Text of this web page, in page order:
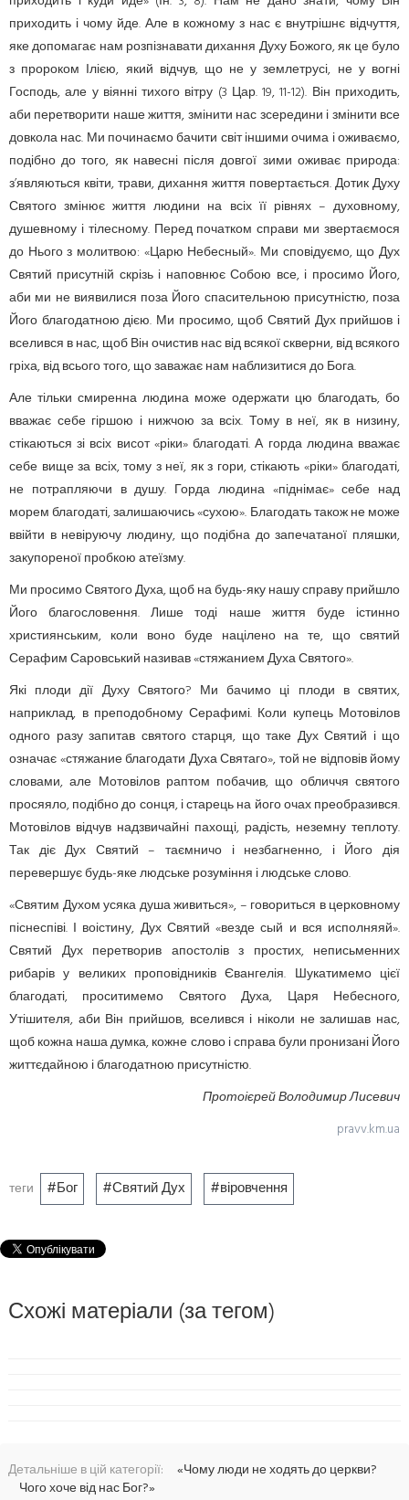
приходить і чому йде. Але в кожному з нас є внутрішнє відчуття,
яке допомагає нам розпізнавати дихання Духу Божого, як це було
з пророком Ілією, який відчув, що не у землетрусі, не у вогні
Господь, але у віянні тихого вітру (3 Цар. 19, 11-12). Він приходить,
аби перетворити наше життя, змінити нас зсередини і змінити все
довкола нас. Ми починаємо бачити світ іншими очима і оживаємо,
подібно до того, як навесні після довгої зими оживає природа:
з’являються квіти, трави, дихання життя повертається. Дотик Духу
Святого змінює життя людини на всіх її рівнях – духовному,
душевному і тілесному. Перед початком справи ми звертаємося
до Нього з молитвою: «Царю Небесный». Ми сповідуємо, що Дух
Святий присутній скрізь і наповнює Собою все, і просимо Його,
аби ми не виявилися поза Його спасительною присутністю, поза
Його благодатною дією. Ми просимо, щоб Святий Дух прийшов і
вселився в нас, щоб Він очистив нас від всякої скверни, від всякого
гріха, від всього того, що заважає нам наблизитися до Бога.
Але тільки смиренна людина може одержати цю благодать, бо
вважає себе гіршою і нижчою за всіх. Тому в неї, як в низину,
стікаються зі всіх висот «ріки» благодаті. А горда людина вважає
себе вище за всіх, тому з неї, як з гори, стікають «ріки» благодаті,
не потрапляючи в душу. Горда людина «піднімає» себе над
морем благодаті, залишаючись «сухою». Благодать також не може
ввійти в невіруючу людину, що подібна до запечатаної пляшки,
закупореної пробкою атеїзму.
Ми просимо Святого Духа, щоб на будь-яку нашу справу прийшло
Його благословення. Лише тоді наше життя буде істинно
християнським, коли воно буде націлено на те, що святий
Серафим Саровський називав «стяжанием Духа Святого».
Які плоди дії Духу Святого? Ми бачимо ці плоди в святих,
наприклад, в преподобному Серафимі. Коли купець Мотовілов
одного разу запитав святого старця, що таке Дух Святий і що
означає «стяжание благодати Духа Святаго», той не відповів йому
словами, але Мотовілов раптом побачив, що обличчя святого
просяяло, подібно до сонця, і старець на його очах преобразився.
Мотовілов відчув надзвичайні пахощі, радість, неземну теплоту.
Так діє Дух Святий – таємничо і незбагненно, і Його дія
перевершує будь-яке людське розуміння і людське слово.
«Святим Духом усяка душа живиться», – говориться в церковному
піснеспіві. І воістину, Дух Святий «везде сый и вся исполняяй».
Святий Дух перетворив апостолів з простих, неписьменних
рибарів у великих проповідників Євангелія. Шукатимемо цієї
благодаті, проситимемо Святого Духа, Царя Небесного,
Утішителя, аби Він прийшов, вселився і ніколи не залишав нас,
щоб кожна наша думка, кожне слово і справа були пронизані Його
життєдайною і благодатною присутністю.
Протоієрей Володимир Лисевич
pravv.km.ua
теги Бог Святий Дух віровчення
Схожі матеріали (за тегом)
Детальніше в цій категорії:
«Чому люди не ходять до церкви?
Чого хоче від нас Бог?»